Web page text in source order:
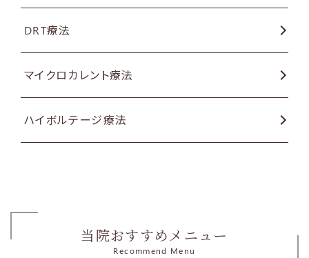
DRT療法
マイクロカレント療法
ハイボルテージ療法
当院おすすめメニュー
Recommend Menu